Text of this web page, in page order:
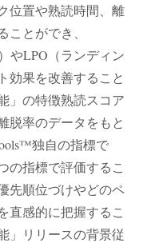
位置や熟読時間、離
とができ、
やLPO（ランディン
効果を改善すること
」の特徴熟読スコア
脱率のデータをもと
独自の指標で
の指標で評価するこ
先順位づけやどのペ
直感的に把握するこ
」リリースの背景従